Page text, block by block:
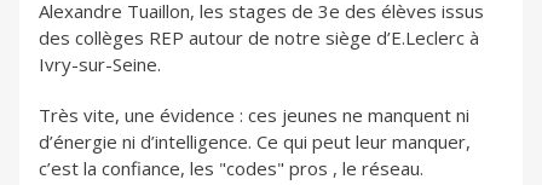
Alexandre Tuaillon, les stages de 3e des élèves issus
des collèges REP autour de notre siège d’E.Leclerc à
Ivry-sur-Seine.
Très vite, une évidence : ces jeunes ne manquent ni
d’énergie ni d’intelligence. Ce qui peut leur manquer,
c’est la confiance, les "codes" pros , le réseau.